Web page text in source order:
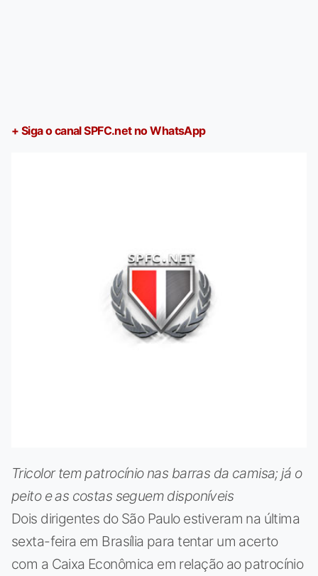
+ Siga o canal SPFC.net no WhatsApp
Tricolor tem patrocínio nas barras da camisa; já o
peito e as costas seguem disponíveis
Dois dirigentes do São Paulo estiveram na última
sexta-feira em Brasília para tentar um acerto
com a Caixa Econômica em relação ao patrocínio